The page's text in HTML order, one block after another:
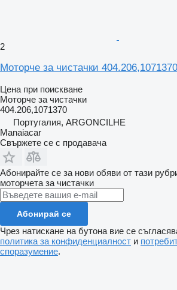
2
Моторче за чистачки
Цена при поискване
Моторче за чистачки
404.206,1071370
Португалия, ARGONCILHE
Manaiacar
Свържете се с продавача
Абонирайте се за нови обяви от тази
моторчета за чистачки
Абонирай се
Чрез натискане на бутона вие се
политика за конфиденциалност и
споразумение.